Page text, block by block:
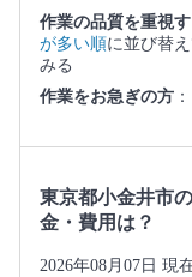
作業の品質を重視
が多い順に並び替
みる
作業をお急ぎの方 ：
東京都小金井市
金・費用は？
2026年08月07日 現